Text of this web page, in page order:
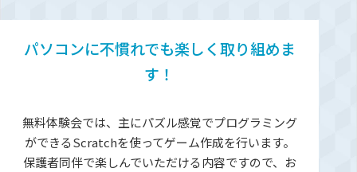
パソコンに不慣れでも楽しく取り組めま
す！
無料体験会では、主にパズル感覚でプログラミング
ができるScratchを使ってゲーム作成を行います。
保護者同伴で楽しんでいただける内容ですので、お